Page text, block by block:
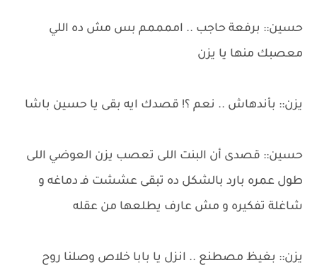
حسين:: برفعة حاجب .. اممممم بس مش ده اللي
معصبك منها يا يزن
يزن:: بأندهاش .. نعم ؟! قصدك ايه بقى يا حسين باشا
حسين:: قصدى أن البنت اللى تعصب يزن العوضي اللى
طول عمره بارد بالشكل ده تبقى عششت فـ دماغه و
شاغلة تفكيره و مش عارف يطلعها من عقله
يزن:: بغيظ مصطنع .. انزل يا بابا خلاص وصلنا روح